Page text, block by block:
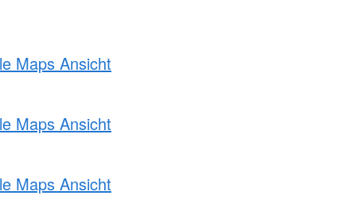
Maps Ansicht
Maps Ansicht
Maps Ansicht